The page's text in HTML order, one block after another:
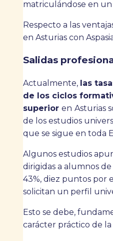
matriculándose en un
Respecto a las
en Asturias con
Salidas
Actualmente, las
de los ciclos
superior en Asturias
de los estudios
que se sigue en toda
Algunos estudios
dirigidas a alumnos
43%, diez puntos por
solicitan un perfil
Esto se debe,
carácter práctico de la